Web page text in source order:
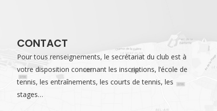
CONTACT
Pour tous renseignements, le secrétariat du club est à
votre disposition concernant les inscriptions, l’école de
tennis, les entraînements, les courts de tennis, les
stages…